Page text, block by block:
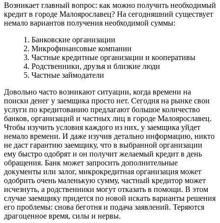
Возникает главный вопрос: как можно получить необходимый
кредит в городе Малоярославец? На сегодняшний существует
немало вариантов получения необходимой суммы:
1. Банковские организации
2. Микрофинансовые компании
3. Частные кредитные организации и кооперативы
4. Родственники, друзья и близкие люди
5. Частные займодатели
Довольно часто возникают ситуации, когда времени на
поиски денег у заемщика просто нет. Сегодня на рынке свои
услуги по кредитованию предлагают большое количество
банков, организаций и частных лиц в городе Малоярославец.
Чтобы изучить условия каждого из них, у заемщика уйдет
немало времени. И даже изучив детально информацию, никто
не даст гарантию заемщику, что в выбранной организации
ему быстро одобрят и он получит желаемый кредит в день
обращения. Банк может запросить дополнительные
документы или залог, микрокредитная организация может
одобрить очень маленькую сумму, частный кредитор может
исчезнуть, а родственники могут отказать в помощи. В этом
случае заемщику придется по новой искать варианты решения
его проблемы: снова беготня и подача заявлений. Теряются
драгоценное время, силы и нервы.